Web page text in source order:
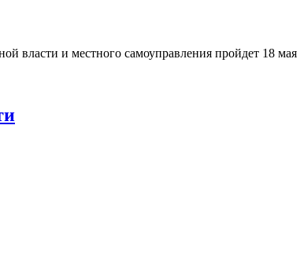
власти и местного самоуправления пройдет 18 мая